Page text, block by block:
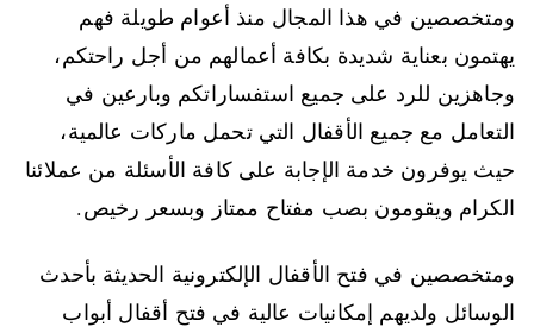
ومتخصصين في هذا المجال منذ أعوام طويلة فهم
يهتمون بعناية شديدة بكافة أعمالهم من أجل راحتكم،
وجاهزين للرد على جميع استفساراتكم وبارعين في
التعامل مع جميع الأقفال التي تحمل ماركات عالمية،
حيث يوفرون خدمة الإجابة على كافة الأسئلة من عملائنا
الكرام ويقومون بصب مفتاح ممتاز وبسعر رخيص.
ومتخصصين في فتح الأقفال الإلكترونية الحديثة بأحدث
الوسائل ولديهم إمكانيات عالية في فتح أقفال أبواب